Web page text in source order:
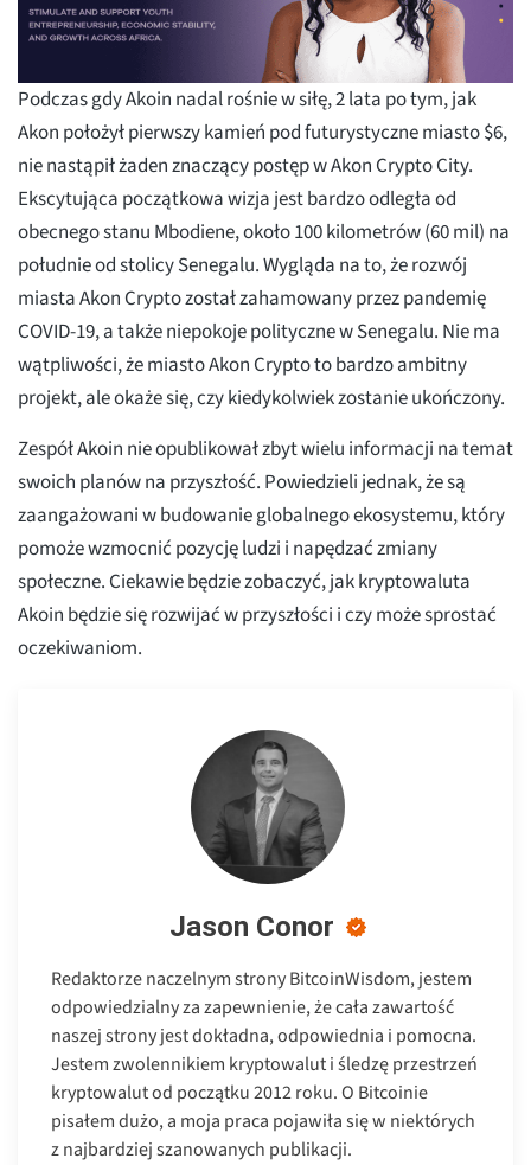
Podczas gdy Akoin nadal rośnie w siłę, 2 lata po tym, jak
Akon położył pierwszy kamień pod futurystyczne miasto $6,
nie nastąpił żaden znaczący postęp w Akon Crypto City.
Ekscytująca początkowa wizja jest bardzo odległa od
obecnego stanu Mbodiene, około 100 kilometrów (60 mil) na
południe od stolicy Senegalu. Wygląda na to, że rozwój
miasta Akon Crypto został zahamowany przez pandemię
COVID-19, a także niepokoje polityczne w Senegalu. Nie ma
wątpliwości, że miasto Akon Crypto to bardzo ambitny
projekt, ale okaże się, czy kiedykolwiek zostanie ukończony.
Zespół Akoin nie opublikował zbyt wielu informacji na temat
swoich planów na przyszłość. Powiedzieli jednak, że są
zaangażowani w budowanie globalnego ekosystemu, który
pomoże wzmocnić pozycję ludzi i napędzać zmiany
społeczne. Ciekawie będzie zobaczyć, jak kryptowaluta
Akoin będzie się rozwijać w przyszłości i czy może sprostać
oczekiwaniom.
Jason Conor
Redaktorze naczelnym strony BitcoinWisdom, jestem
odpowiedzialny za zapewnienie, że cała zawartość
naszej strony jest dokładna, odpowiednia i pomocna.
Jestem zwolennikiem kryptowalut i śledzę przestrzeń
kryptowalut od początku 2012 roku. O Bitcoinie
pisałem dużo, a moja praca pojawiła się w niektórych
z najbardziej szanowanych publikacji.